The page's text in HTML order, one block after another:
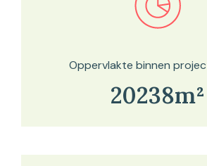
Bekijk in onze
Oppervlakte binnen
20238m²